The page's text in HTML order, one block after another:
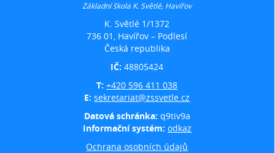
Základní škola K. Světlé, Havířov
K. Světlé 1/1372
736 01, Havířov – Podlesí
Česká republika
IČ:48805424
T:+420 596 411 038
E:sekretariat@zssvetle.cz
Datová schránka: q9tiv9a
Informační systém: odkaz
Ochrana osobních údajů